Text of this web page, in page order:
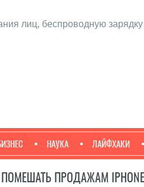
лиц, беспроводную
НАУКА ЛАЙФХАКИ
ПОМЕШАТЬ ПРОДАЖАМ